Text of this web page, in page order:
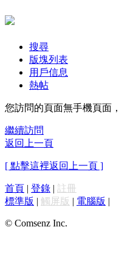
搜尋
版塊列表
用戶信息
熱帖
您訪問的頁面無手機頁面
繼續訪問
返回上一頁
[ 點擊這裡返回上一頁 ]
首頁 | 登錄 | 註冊
標準版 | 觸屏版 | 電腦版 |
© Comsenz Inc.